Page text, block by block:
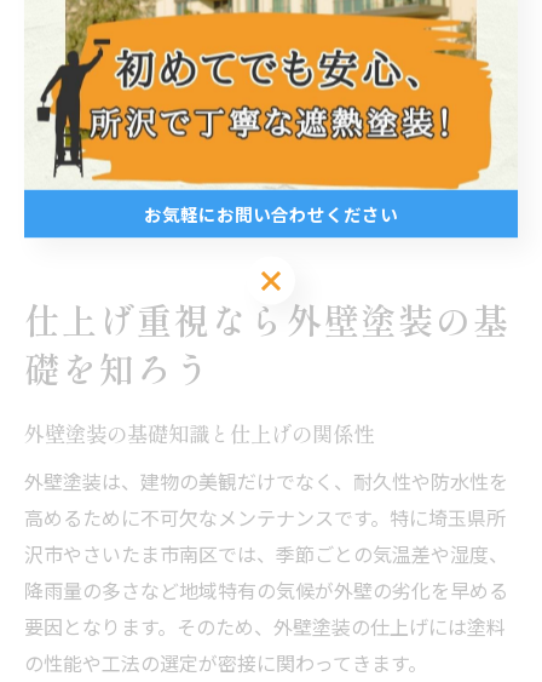
といった声も寄せられています。
外壁塗装の仕上がりを長持ちさせるためには、定期的な
点検やメンテナンスも重要です。仕上がりの良し悪しが
日常の快適さや安心感に直結するため、妥協せずに業者
選びや施工内容を検討しましょう。
仕上げ重視なら外壁塗装の基
礎を知ろう
外壁塗装の基礎知識と仕上げの関係性
外壁塗装は、建物の美観だけでなく、耐久性や防水性を
高めるために不可欠なメンテナンスです。特に埼玉県所
沢市やさいたま市南区では、季節ごとの気温差や湿度、
降雨量の多さなど地域特有の気候が外壁の劣化を早める
要因となります。そのため、外壁塗装の仕上げには塗料
の性能や工法の選定が密接に関わってきます。
お気軽にお問い合わせください
お気軽にお問い合わせください